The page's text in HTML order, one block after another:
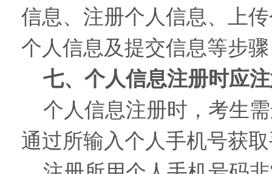
信息、注册个人信息、上
个人信息及提交信息等步
七、个人信息注册时应
个人信息注册时，考生
通过所输入个人手机号获